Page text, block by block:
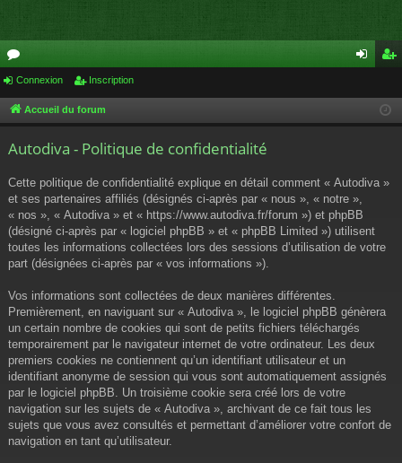
or
u cri
Connexion Inscription
Accueil du forum
Autodiva - Politique de confidentialité
Cette politique de confidentialité explique en détail comment « Autodiva »
et ses partenaires affiliés (désignés ci-après par « nous », « notre »,
« nos », « Autodiva » et « https://www.autodiva.fr/forum ») et phpBB
(désigné ci-après par « logiciel phpBB » et « phpBB Limited ») utilisent
toutes les informations collectées lors des sessions d’utilisation de votre
part (désignées ci-après par « vos informations »).
Vos informations sont collectées de deux manières différentes.
Premièrement, en naviguant sur « Autodiva », le logiciel phpBB génèrera
un certain nombre de cookies qui sont de petits fichiers téléchargés
temporairement par le navigateur internet de votre ordinateur. Les deux
premiers cookies ne contiennent qu’un identifiant utilisateur et un
identifiant anonyme de session qui vous sont automatiquement assignés
par le logiciel phpBB. Un troisième cookie sera créé lors de votre
navigation sur les sujets de « Autodiva », archivant de ce fait tous les
sujets que vous avez consultés et permettant d’améliorer votre confort de
navigation en tant qu’utilisateur.